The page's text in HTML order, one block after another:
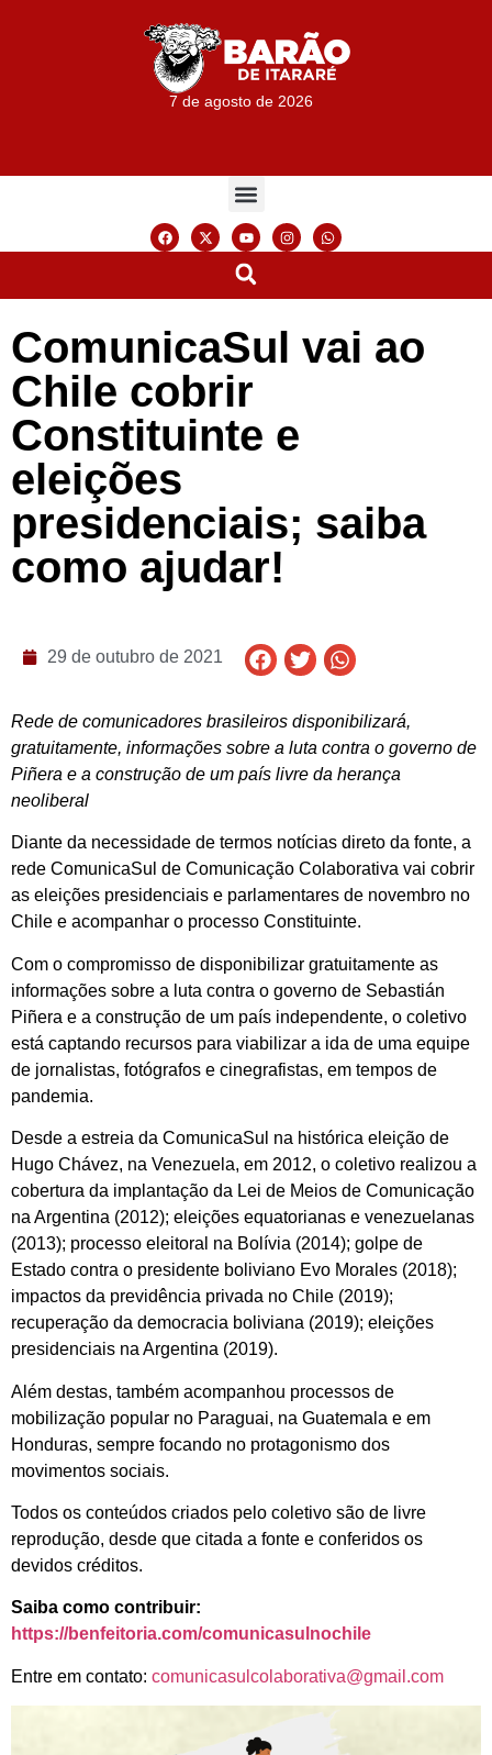
7 de agosto de 2026
ComunicaSul vai ao
Chile cobrir
Constituinte e
eleições
presidenciais; saiba
como ajudar!
29 de outubro de 2021
Rede de comunicadores brasileiros disponibilizará,
gratuitamente, informações sobre a luta contra o governo de
Piñera e a construção de um país livre da herança
neoliberal
Diante da necessidade de termos notícias direto da fonte, a
rede ComunicaSul de Comunicação Colaborativa vai cobrir
as eleições presidenciais e parlamentares de novembro no
Chile e acompanhar o processo Constituinte.
Com o compromisso de disponibilizar gratuitamente as
informações sobre a luta contra o governo de Sebastián
Piñera e a construção de um país independente, o coletivo
está captando recursos para viabilizar a ida de uma equipe
de jornalistas, fotógrafos e cinegrafistas, em tempos de
pandemia.
Desde a estreia da ComunicaSul na histórica eleição de
Hugo Chávez, na Venezuela, em 2012, o coletivo realizou a
cobertura da implantação da Lei de Meios de Comunicação
na Argentina (2012); eleições equatorianas e venezuelanas
(2013); processo eleitoral na Bolívia (2014); golpe de
Estado contra o presidente boliviano Evo Morales (2018);
impactos da previdência privada no Chile (2019);
recuperação da democracia boliviana (2019); eleições
presidenciais na Argentina (2019).
Além destas, também acompanhou processos de
mobilização popular no Paraguai, na Guatemala e em
Honduras, sempre focando no protagonismo dos
movimentos sociais.
Todos os conteúdos criados pelo coletivo são de livre
reprodução, desde que citada a fonte e conferidos os
devidos créditos.
Saiba como contribuir:
https://benfeitoria.com/comunicasulnochile
Entre em contato: comunicasulcolaborativa@gmail.com